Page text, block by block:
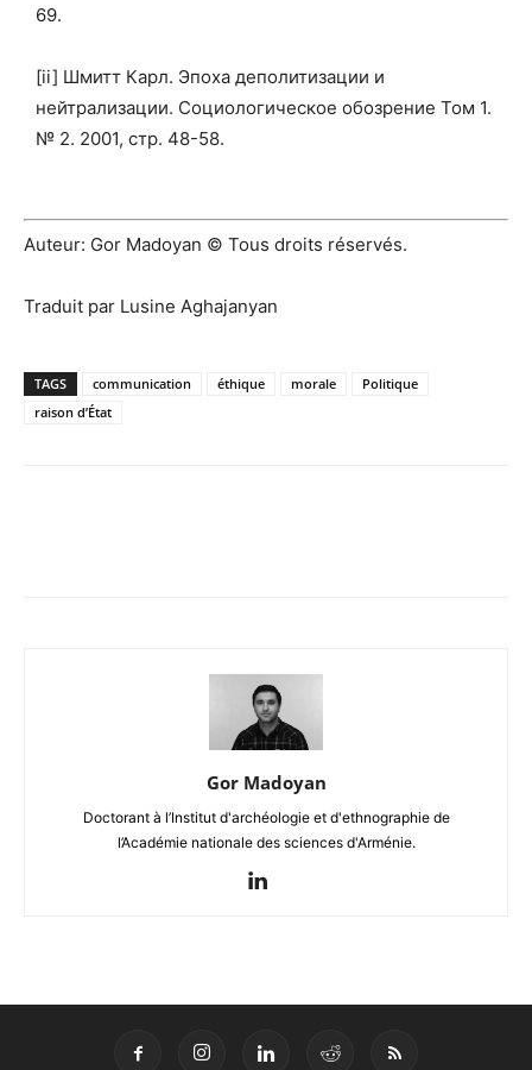
69.
[ii] Шмитт Карл. Эпоха деполитизации и
нейтрализации. Социологическое обозрение Том 1.
№ 2. 2001, стр. 48-58.
Auteur: Gor Madoyan © Tous droits réservés.
Traduit par Lusine Aghajanyan
TAGS communication éthique morale
Politique
raison d’État
Gor Madoyan
Doctorant à l’Institut d'archéologie et d'ethnographie de
l’Académie nationale des sciences d'Arménie.